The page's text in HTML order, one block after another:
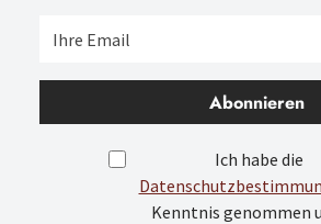
Abonnieren
Ich habe die
Kenntnis genommen